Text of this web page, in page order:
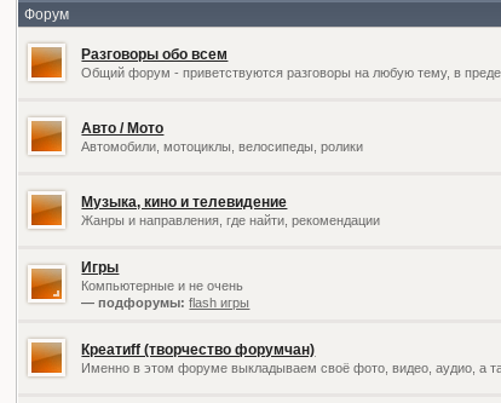
Форум
Разговоры обо всем
Общий форум - приветствуются разговоры на любую тему, в
Авто / Мото
Автомобили, мотоциклы, велосипеды, ролики
Музыка, кино и телевидение
Жанры и направления, где найти, рекомендации
Игры
Компьютерные и не очень
— подфорумы: flash игры
Креатиff (творчество форумчан)
Именно в этом форуме выкладываем своё фото, видео, аудио, а